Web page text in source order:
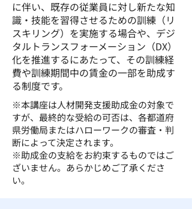
に伴い、既存の従業員に対し新たな知
識・技能を習得させるための訓練（リ
スキリング）を実施する場合や、デジ
タルトランスフォーメーション（DX）
化を推進するにあたって、その訓練経
費や訓練期間中の賃金の一部を助成す
る制度です。
※本講座は人材開発支援助成金の対象で
すが、最終的な受給の可否は、各都道府
県労働局またはハローワークの審査・判
断によって決定されます。
※助成金の支給をお約束するものではご
ざいません。あらかじめご了承くださ
い。